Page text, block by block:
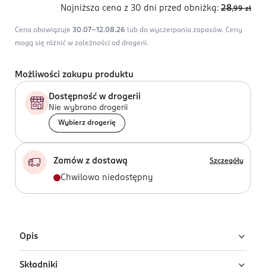
Najniższa cena z 30 dni przed obniżką: 28,99 zł
Cena obowiązuje 30.07-12.08.26 lub do wyczerpania zapasów. Ceny
mogą się różnić w zależności od drogerii.
Możliwości zakupu produktu
Dostępność w drogerii
Nie wybrano drogerii
Wybierz drogerię
Zamów z dostawą Szczegóły
Chwilowo niedostępny
Opis
Róż do policzków Blush & Go w odcieniu 02 Light Pink
Składniki